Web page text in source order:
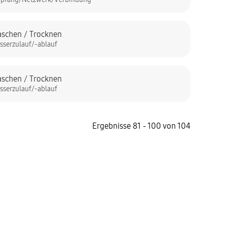
/ Trocknen
ablauf
/ Trocknen
ablauf
Ergebnisse 81 - 100 von 104